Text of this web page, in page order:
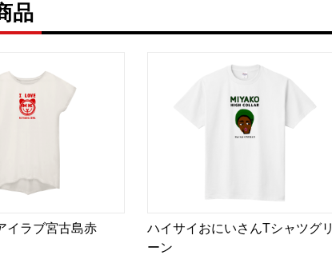
品
イラブ宮古島赤
ハイサイおにいさんTシャツグリ
ーン